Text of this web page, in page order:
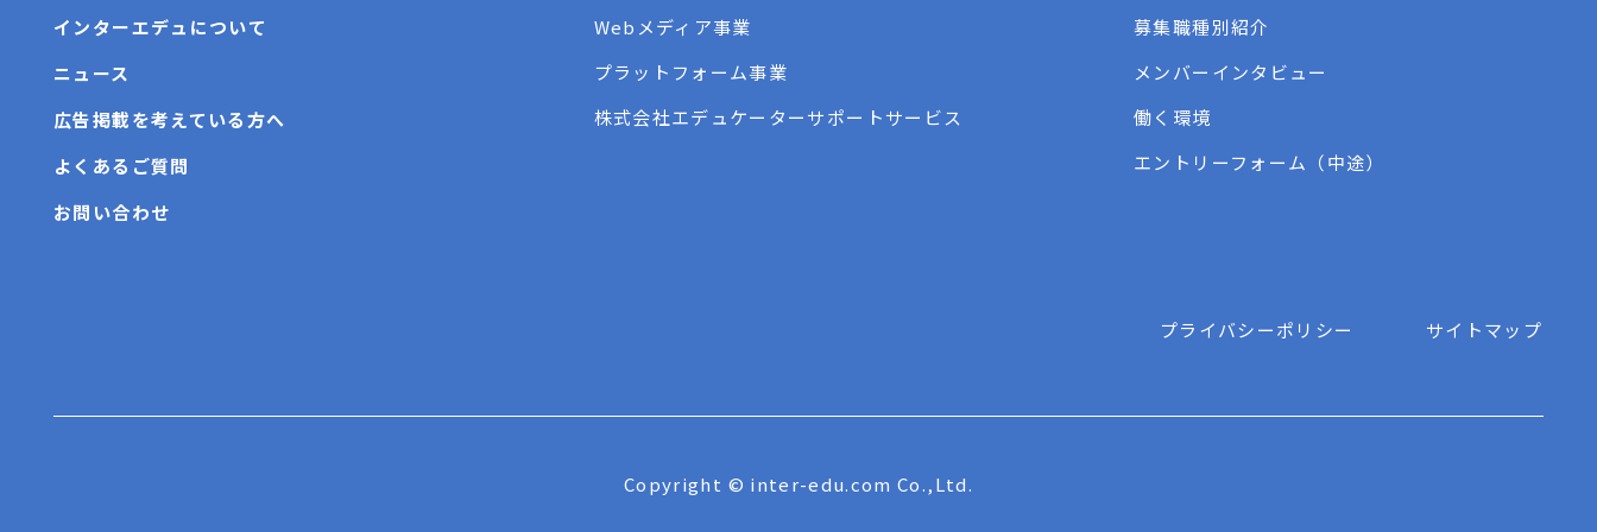
インターエデュについて
ニュース
広告掲載を考えている方へ
よくあるご質問
お問い合わせ
Webメディア事業
プラットフォーム事業
株式会社エデュケーターサポートサービス
募集職種別紹介
メンバーインタビュー
働く環境
エントリーフォーム（中途）
プライバシーポリシー サイトマップ
Copyright © inter-edu.com Co.,Ltd.